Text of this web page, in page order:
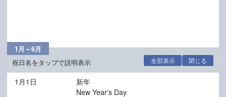
1月～6月
祝日名をタップで説明表示
全部表示 閉じる
1月1日
新年
New Year's Day